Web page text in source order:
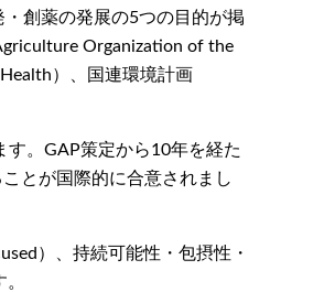
創薬の発展の5つの目的が掲
Organization of the
）、国連環境計画
。GAP策定から10年を経た
とが国際的に合意されまし
）、持続可能性・包摂性・